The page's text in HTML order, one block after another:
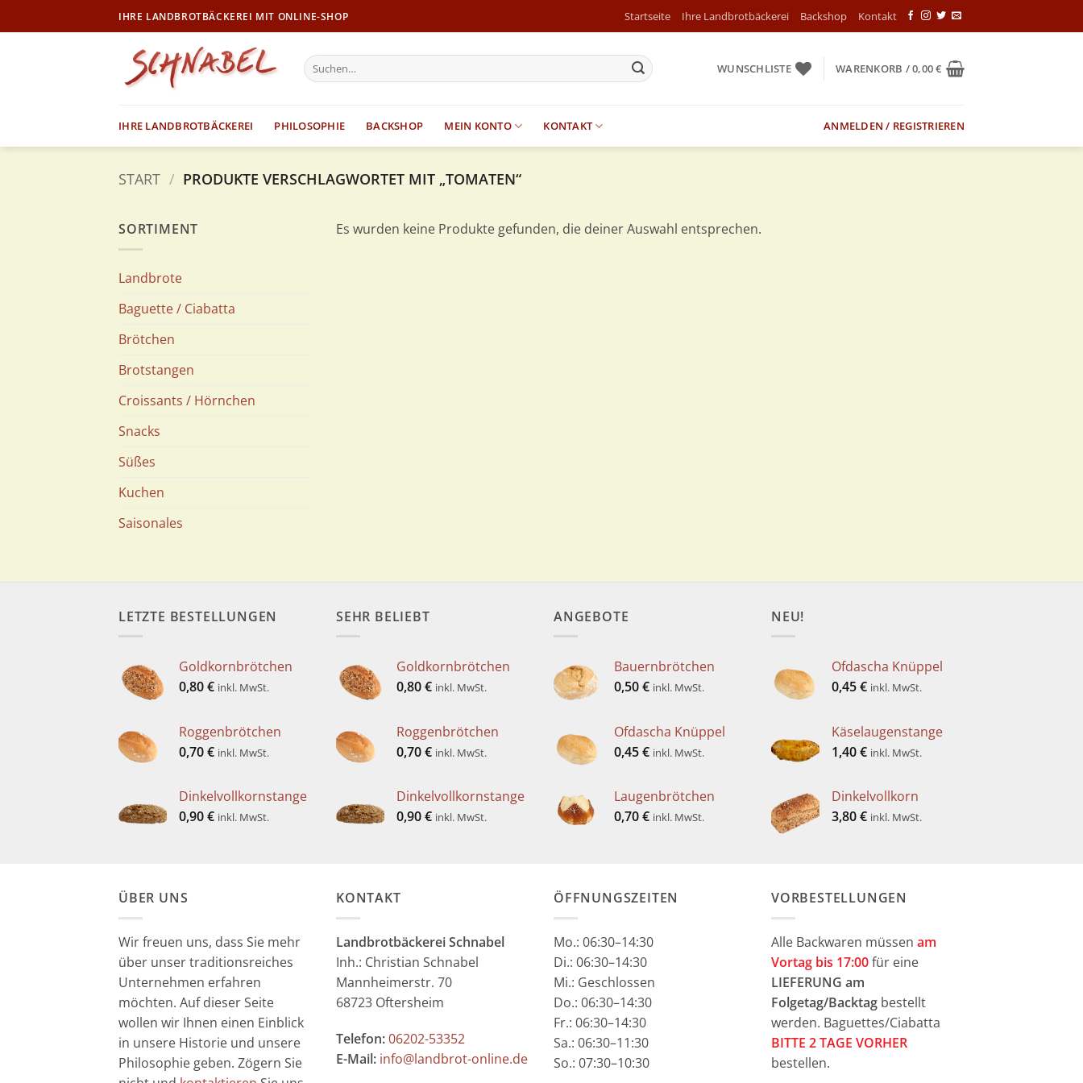
Inhalt
IHRE LANDBROTBÄCKEREI MIT ONLINE-SHOP Startseite Ihre Landbrotbäckerei Backshop Kontakt
Suche
nach:
WUNSCHLISTE WARENKORB /0,00€
IHRE LANDBROTBÄCKEREI PHILOSOPHIE BACKSHOP MEIN KONTO KONTAKT ANMELDEN / REGISTRIEREN
START / PRODUKTE VERSCHLAGWORTET MIT „TOMATEN“
SORTIMENT
Landbrote
Baguette / Ciabatta
Brötchen
Brotstangen
Croissants / Hörnchen
Snacks
Süßes
Kuchen
Saisonales
Es wurden keine Produkte gefunden, die deiner Auswahl entsprechen.
LETZTE BESTELLUNGEN
Goldkornbrötchen
0,80€ inkl. MwSt.
Roggenbrötchen
0,70€ inkl. MwSt.
Dinkelvollkornstange
0,90€ inkl. MwSt.
SEHR BELIEBT
Goldkornbrötchen
0,80€ inkl. MwSt.
Roggenbrötchen
0,70€ inkl. MwSt.
Dinkelvollkornstange
0,90€ inkl. MwSt.
ANGEBOTE
Bauernbrötchen
0,50€ inkl. MwSt.
Ofdascha Knüppel
0,45€ inkl. MwSt.
Laugenbrötchen
0,70€ inkl. MwSt.
NEU!
Ofdascha Knüppel
0,45€ inkl. MwSt.
Käselaugenstange
1,40€ inkl. MwSt.
Dinkelvollkorn
3,80€ inkl. MwSt.
ÜBER UNS
Wir freuen uns, dass Sie mehr
über unser traditionsreiches
Unternehmen erfahren
möchten. Auf dieser Seite
wollen wir Ihnen einen Einblick
in unsere Historie und unsere
Philosophie geben. Zögern Sie
KONTAKT
Landbrotbäckerei Schnabel
Inh.: Christian Schnabel
Mannheimerstr. 70
68723 Oftersheim
Telefon:06202-53352
E-Mail: info@landbrot-online.de
ÖFFNUNGSZEITEN
Mo.: 06:30–14:30
Di.: 06:30–14:30
Mi.: Geschlossen
Do.: 06:30–14:30
Fr.: 06:30–14:30
Sa.: 06:30–11:30
So.: 07:30–10:30
VORBESTELLUNGEN
Alle Backwaren müssen am
Vortag bis 17:00für eine
LIEFERUNG am
Folgetag/Backtag bestellt
werden. Baguettes/Ciabatta
BITTE 2 TAGE VORHER
bestellen.